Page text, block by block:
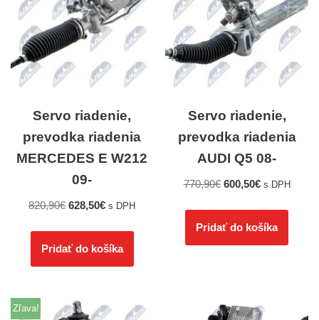
Servo riadenie,
prevodka riadenia
MERCEDES E W212
09-
820,90€ 628,50€ s DPH
Pridať do košíka
Servo riadenie,
prevodka riadenia
AUDI Q5 08-
770,90€ 600,50€ s DPH
Pridať do košíka
Zľava!